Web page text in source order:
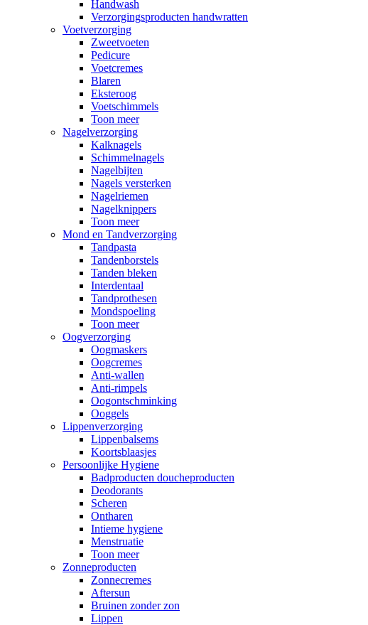
Handwash
Verzorgingsproducten handwratten
Voetverzorging
Zweetvoeten
Pedicure
Voetcremes
Blaren
Eksteroog
Voetschimmels
Toon meer
Nagelverzorging
Kalknagels
Schimmelnagels
Nagelbijten
Nagels versterken
Nagelriemen
Nagelknippers
Toon meer
Mond en Tandverzorging
Tandpasta
Tandenborstels
Tanden bleken
Interdentaal
Tandprothesen
Mondspoeling
Toon meer
Oogverzorging
Oogmaskers
Oogcremes
Anti-wallen
Anti-rimpels
Oogontschminking
Ooggels
Lippenverzorging
Lippenbalsems
Koortsblaasjes
Persoonlijke Hygiene
Badproducten doucheproducten
Deodorants
Scheren
Ontharen
Intieme hygiene
Menstruatie
Toon meer
Zonneproducten
Zonnecremes
Aftersun
Bruinen zonder zon
Lippen